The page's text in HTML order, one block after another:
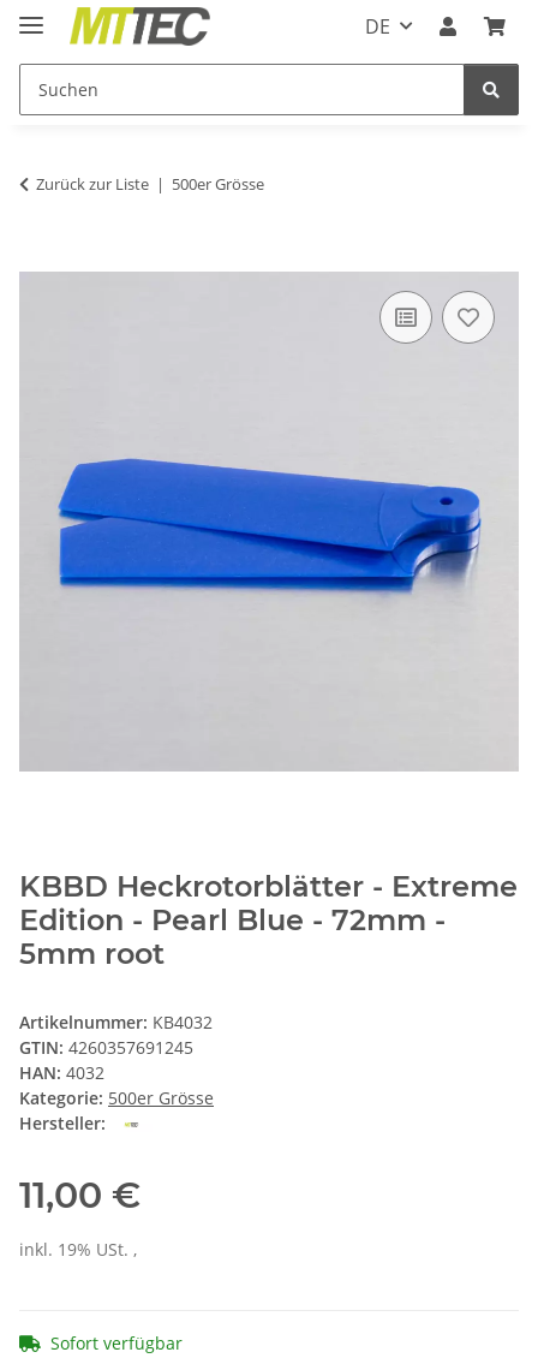
DE
Zurück zur Liste 500er Grösse
KBBD Heckrotorblätter - Extreme
Edition - Pearl Blue - 72mm -
5mm root
Artikelnummer: KB4032
GTIN: 4260357691245
HAN: 4032
Kategorie: 500er Grösse
Hersteller:
11,00 €
inkl. 19% USt. ,
Sofort verfügbar